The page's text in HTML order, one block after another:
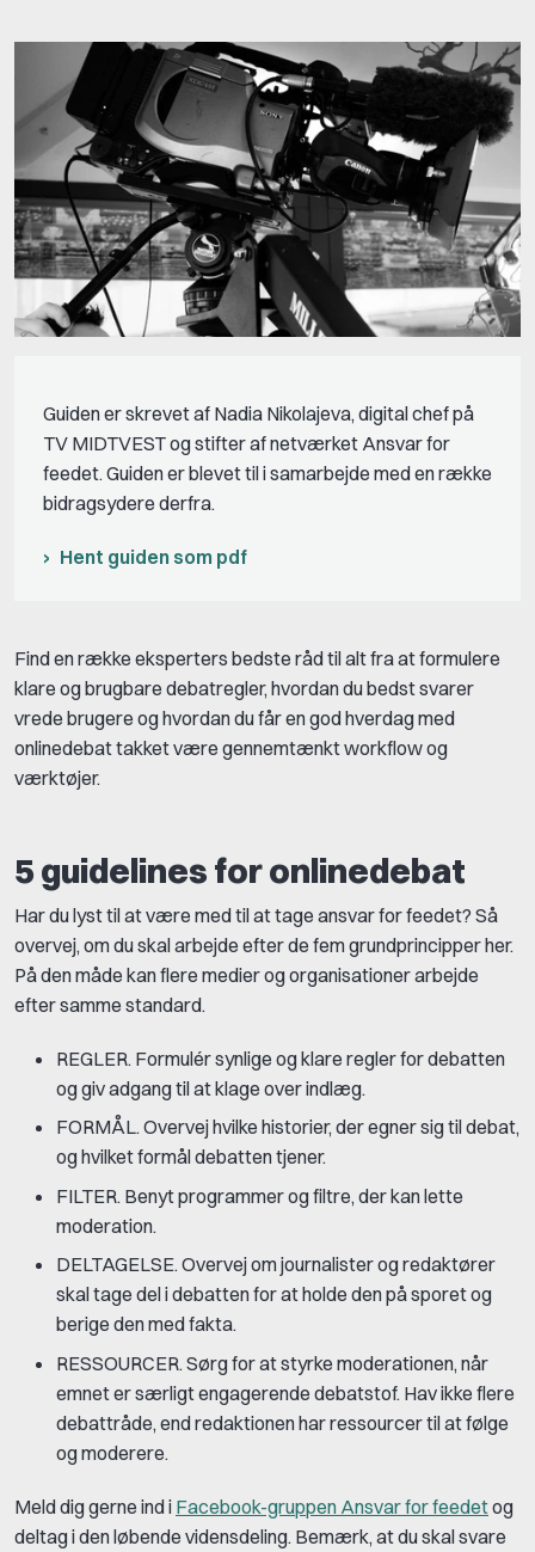
Guiden er skrevet af Nadia Nikolajeva, digital chef på
TV MIDTVESTog stifter af netværket Ansvar for
feedet. Guiden er blevet til i samarbejde med en række
bidragsydere derfra.
Hent guiden som pdf
Find en række eksperters bedste råd til alt fra at formulere
klare og brugbare debatregler, hvordan du bedst svarer
vrede brugere og hvordan du får en god hverdag med
onlinedebat takket være gennemtænkt workflow og
værktøjer.
5 guidelines for onlinedebat
Har du lyst til at være med til at tage ansvar for feedet? Så
overvej, om du skal arbejde efter de fem grundprincipper her.
På den måde kan flere medier og organisationer arbejde
efter samme standard.
REGLER. Formulér synlige og klare regler for debatten
og giv adgang til at klage over indlæg.
FORMÅL. Overvej hvilke historier, der egner sig til debat,
og hvilket formål debatten tjener.
FILTER. Benyt programmer og filtre, der kan lette
moderation.
DELTAGELSE. Overvej om journalister og redaktører
skal tage del i debatten for at holde den på sporet og
berige den med fakta.
RESSOURCER. Sørg for at styrke moderationen, når
emnet er særligt engagerende debatstof. Hav ikke flere
debattråde, end redaktionen har ressourcer til at følge
og moderere.
Meld dig gerne ind i Facebook-gruppen Ansvar for feedetog
deltag i den løbende vidensdeling. Bemærk, at du skal svare